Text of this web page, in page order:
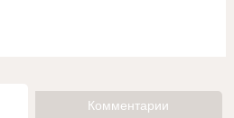
Комментарии